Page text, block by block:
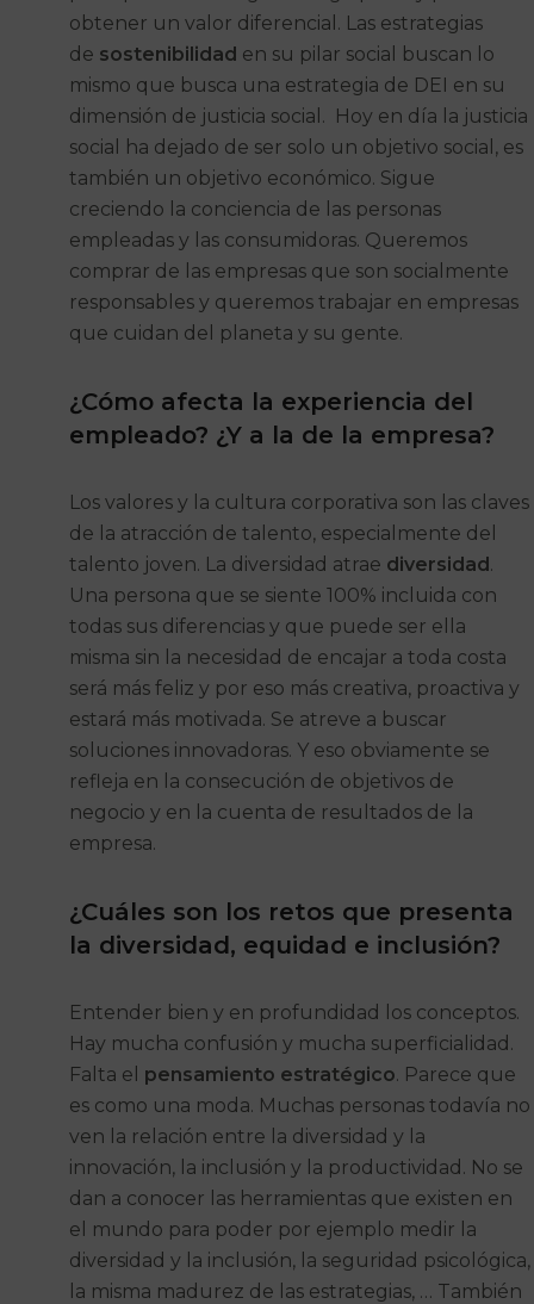
obtener un valor diferencial. Las estrategias
de sostenibilidad en su pilar social buscan lo
mismo que busca una estrategia de DEI en su
dimensión de justicia social. Hoy en día la justicia
social ha dejado de ser solo un objetivo social, es
también un objetivo económico. Sigue
creciendo la conciencia de las personas
empleadas y las consumidoras. Queremos
comprar de las empresas que son socialmente
responsables y queremos trabajar en empresas
que cuidan del planeta y su gente.
¿Cómo afecta la experiencia del
empleado? ¿Y a la de la empresa?
Los valores y la cultura corporativa son las claves
de la atracción de talento, especialmente del
talento joven. La diversidad atrae diversidad.
Una persona que se siente 100% incluida con
todas sus diferencias y que puede ser ella
misma sin la necesidad de encajar a toda costa
será más feliz y por eso más creativa, proactiva y
estará más motivada. Se atreve a buscar
soluciones innovadoras. Y eso obviamente se
refleja en la consecución de objetivos de
negocio y en la cuenta de resultados de la
empresa.
¿Cuáles son los retos que presenta
la diversidad, equidad e inclusión?
Entender bien y en profundidad los conceptos.
Hay mucha confusión y mucha superficialidad.
Falta el pensamiento estratégico. Parece que
es como una moda. Muchas personas todavía no
ven la relación entre la diversidad y la
innovación, la inclusión y la productividad. No se
dan a conocer las herramientas que existen en
el mundo para poder por ejemplo medir la
diversidad y la inclusión, la seguridad psicológica,
la misma madurez de las estrategias, … También